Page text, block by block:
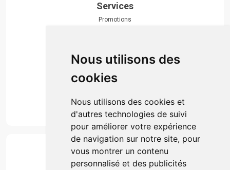
Nous utilisons des
cookies
Nous utilisons des cookies et
d'autres technologies de suivi
pour améliorer votre expérience
de navigation sur notre site, pour
vous montrer un contenu
personnalisé et des publicités
Services
Promotions
Actualités & conseils
Événements
Marques
Suivez-nous
Paiement
Simple, rapide et 100% sécurisé